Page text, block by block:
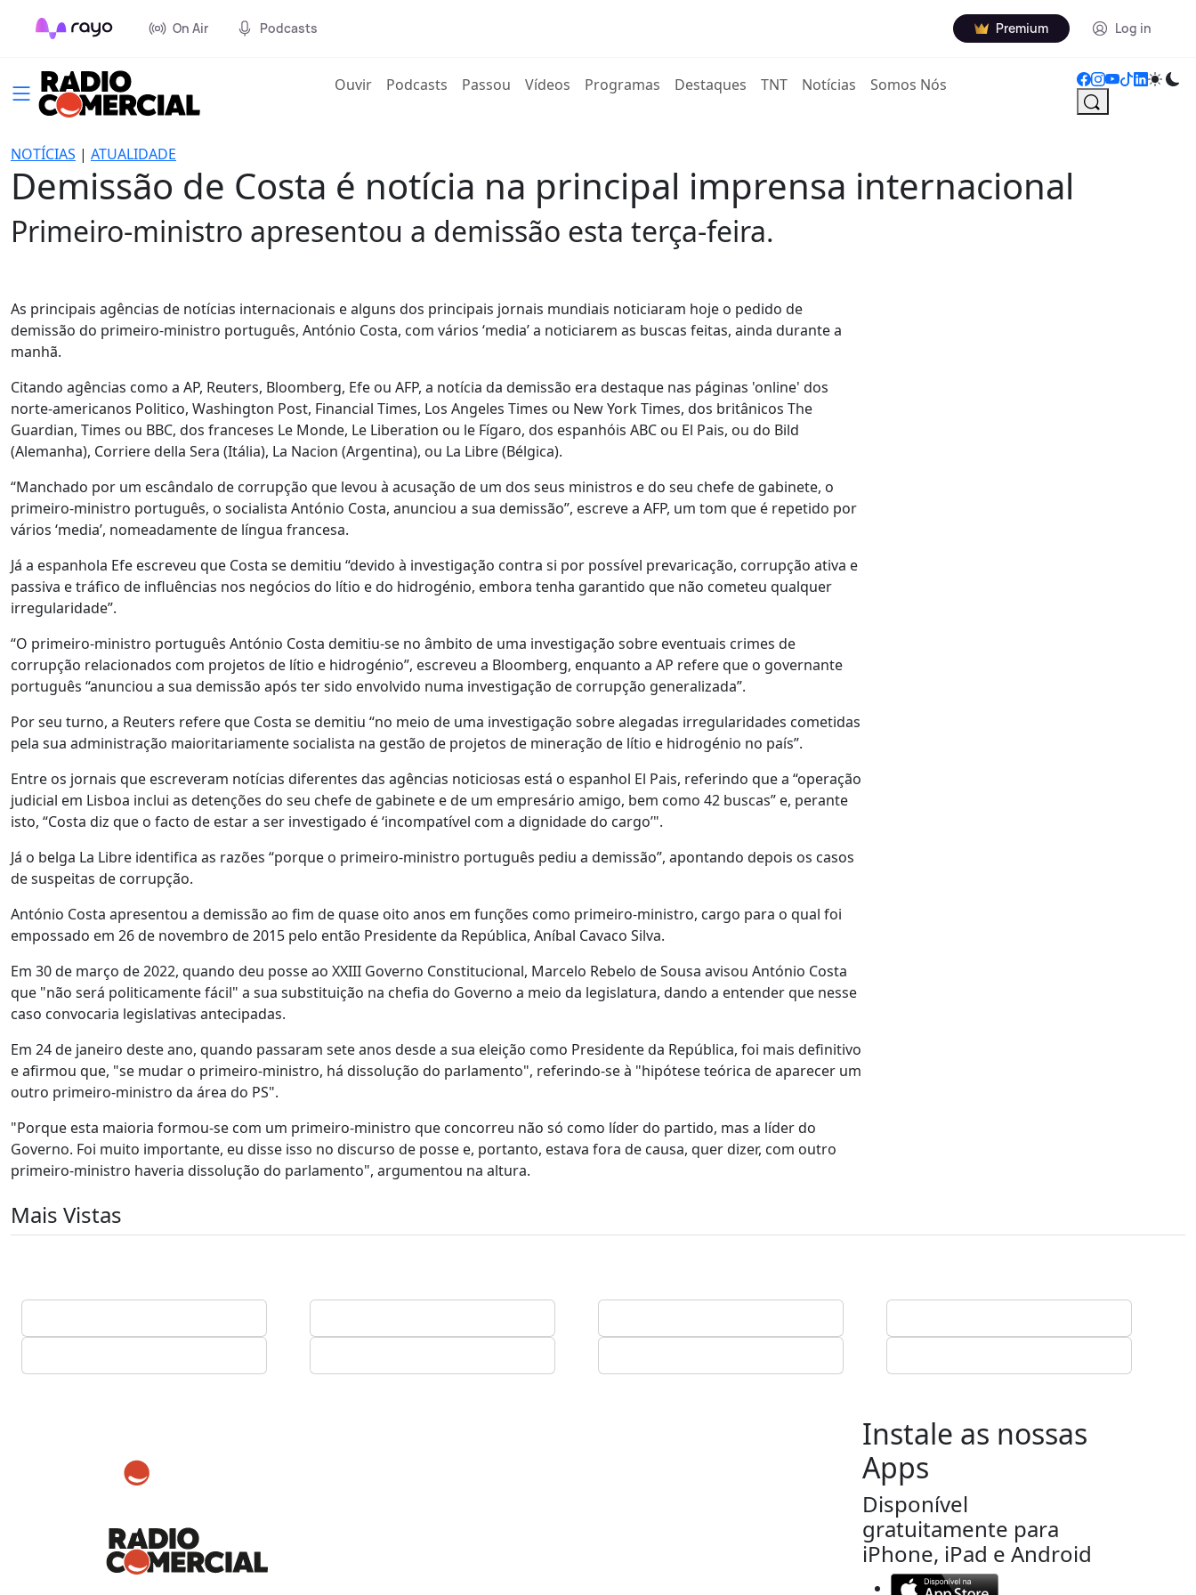
On Air Podcasts Premium Log in
Ouvir(current)
Podcasts Passou Vídeos Programas Destaques TNT Notícias Somos Nós
NOTÍCIAS | ATUALIDADE
Demissão de Costa é notícia na principal imprensa internacional
Primeiro-ministro apresentou a demissão esta terça-feira.
As principais agências de notícias internacionais e alguns dos principais jornais mundiais noticiaram hoje o pedido de
demissão do primeiro-ministro português, António Costa, com vários ‘media’ a noticiarem as buscas feitas, ainda durante a
manhã.
Citando agências como a AP, Reuters, Bloomberg, Efe ou AFP, a notícia da demissão era destaque nas páginas 'online' dos
norte-americanos Politico, Washington Post, Financial Times, Los Angeles Times ou New York Times, dos britânicos The
Guardian, Times ou BBC, dos franceses Le Monde, Le Liberation ou le Fígaro, dos espanhóis ABC ou El Pais, ou do Bild
(Alemanha), Corriere della Sera (Itália), La Nacion (Argentina), ou La Libre (Bélgica).
“Manchado por um escândalo de corrupção que levou à acusação de um dos seus ministros e do seu chefe de gabinete, o
primeiro-ministro português, o socialista António Costa, anunciou a sua demissão”, escreve a AFP, um tom que é repetido por
vários ‘media’, nomeadamente de língua francesa.
Já a espanhola Efe escreveu que Costa se demitiu “devido à investigação contra si por possível prevaricação, corrupção ativa e
passiva e tráfico de influências nos negócios do lítio e do hidrogénio, embora tenha garantido que não cometeu qualquer
irregularidade”.
“O primeiro-ministro português António Costa demitiu-se no âmbito de uma investigação sobre eventuais crimes de
corrupção relacionados com projetos de lítio e hidrogénio”, escreveu a Bloomberg, enquanto a AP refere que o governante
português “anunciou a sua demissão após ter sido envolvido numa investigação de corrupção generalizada”.
Por seu turno, a Reuters refere que Costa se demitiu “no meio de uma investigação sobre alegadas irregularidades cometidas
pela sua administração maioritariamente socialista na gestão de projetos de mineração de lítio e hidrogénio no país”.
Entre os jornais que escreveram notícias diferentes das agências noticiosas está o espanhol El Pais, referindo que a “operação
judicial em Lisboa inclui as detenções do seu chefe de gabinete e de um empresário amigo, bem como 42 buscas” e, perante
isto, “Costa diz que o facto de estar a ser investigado é ‘incompatível com a dignidade do cargo’".
Já o belga La Libre identifica as razões “porque o primeiro-ministro português pediu a demissão”, apontando depois os casos
de suspeitas de corrupção.
António Costa apresentou a demissão ao fim de quase oito anos em funções como primeiro-ministro, cargo para o qual foi
empossado em 26 de novembro de 2015 pelo então Presidente da República, Aníbal Cavaco Silva.
Em 30 de março de 2022, quando deu posse ao XXIII Governo Constitucional, Marcelo Rebelo de Sousa avisou António Costa
que "não será politicamente fácil" a sua substituição na chefia do Governo a meio da legislatura, dando a entender que nesse
caso convocaria legislativas antecipadas.
Em 24 de janeiro deste ano, quando passaram sete anos desde a sua eleição como Presidente da República, foi mais definitivo
e afirmou que, "se mudar o primeiro-ministro, há dissolução do parlamento", referindo-se à "hipótese teórica de aparecer um
outro primeiro-ministro da área do PS".
"Porque esta maioria formou-se com um primeiro-ministro que concorreu não só como líder do partido, mas a líder do
Governo. Foi muito importante, eu disse isso no discurso de posse e, portanto, estava fora de causa, quer dizer, com outro
primeiro-ministro haveria dissolução do parlamento", argumentou na altura.
Mais Vistas
Instale as nossas
Apps
Disponível
gratuitamente para
iPhone, iPad e Android